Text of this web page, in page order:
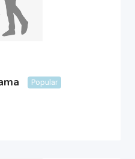
Popular